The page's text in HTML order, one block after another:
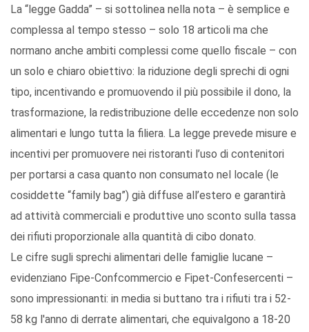
La “legge Gadda” – si sottolinea nella nota – è semplice e
complessa al tempo stesso – solo 18 articoli ma che
normano anche ambiti complessi come quello fiscale – con
un solo e chiaro obiettivo: la riduzione degli sprechi di ogni
tipo, incentivando e promuovendo il più possibile il dono, la
trasformazione, la redistribuzione delle eccedenze non solo
alimentari e lungo tutta la filiera. La legge prevede misure e
incentivi per promuovere nei ristoranti l’uso di contenitori
per portarsi a casa quanto non consumato nel locale (le
cosiddette “family bag”) già diffuse all’estero e garantirà
ad attività commerciali e produttive uno sconto sulla tassa
dei rifiuti proporzionale alla quantità di cibo donato.
Le cifre sugli sprechi alimentari delle famiglie lucane –
evidenziano Fipe-Confcommercio e Fipet-Confesercenti –
sono impressionanti: in media si buttano tra i rifiuti tra i 52-
58 kg l'anno di derrate alimentari, che equivalgono a 18-20